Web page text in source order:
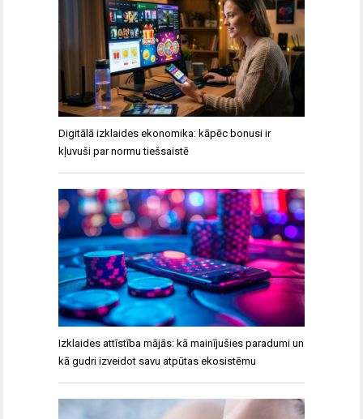
Digitālā izklaides ekonomika: kāpēc bonusi ir
kļuvuši par normu tiešsaistē
Izklaides attīstība mājās: kā mainījušies paradumi un
kā gudri izveidot savu atpūtas ekosistēmu